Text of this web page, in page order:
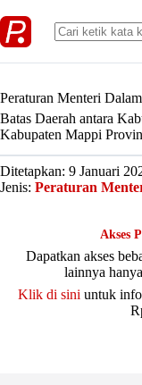
to
content
Peraturan Menteri
Batas Daerah antara
Kabupaten Mappi
Ditetapkan: 9 Januari
Jenis: Peraturan
Akses
Dapatkan akses
lainnya
Klik di sini untuk